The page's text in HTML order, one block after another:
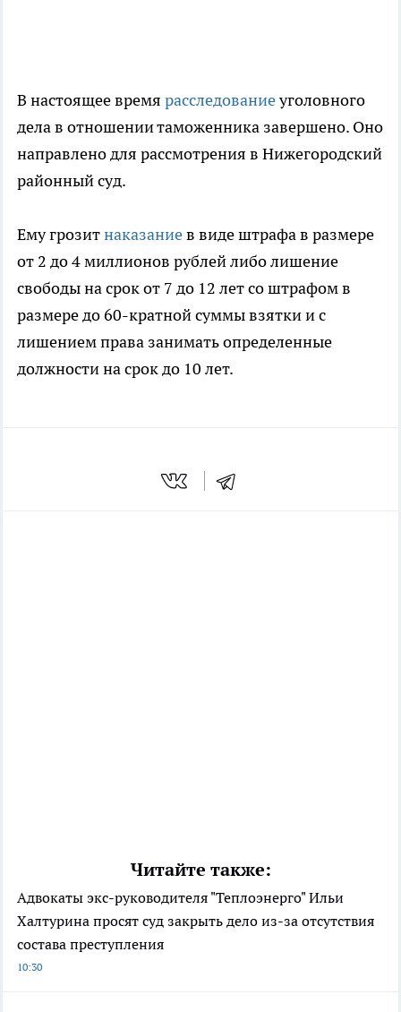
В настоящее время расследованиеуголовного
дела в отношении таможенника завершено. Оно
направлено для рассмотрения в Нижегородский
районный суд.
Ему грозитнаказаниев виде штрафа в размере
от 2 до 4 миллионов рублей либо лишение
свободы на срок от 7 до 12 лет со штрафом в
размере до 60-кратной суммы взятки и с
лишением права занимать определенные
должности на срок до 10 лет.
Читайте также:
Адвокаты экс-руководителя "Теплоэнерго" Ильи
Халтурина просят суд закрыть дело из-за отсутствия
состава преступления
10:30